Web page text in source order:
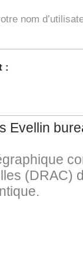
nom
:
Evellin
(DRAC)